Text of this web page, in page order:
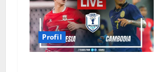
Profil